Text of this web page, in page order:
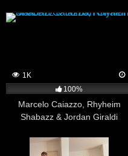
1K
100%
Marcelo Caiazzo, Rhyheim
Shabazz & Jordan Giraldi